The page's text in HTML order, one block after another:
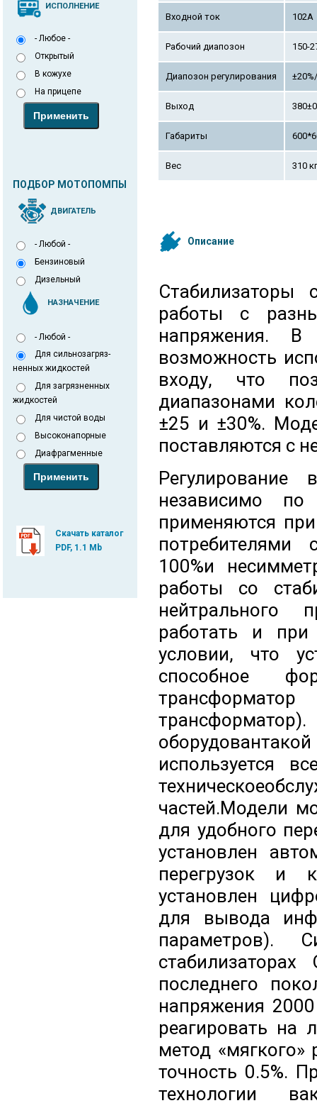
ИСПОЛНЕНИЕ
- Любое -
Открытый
В кожухе
На прицепе
ПОДБОР МОТОПОМПЫ
ДВИГАТЕЛЬ
- Любой -
Бензиновый
Дизельный
НАЗНАЧЕНИЕ
- Любой -
Для сильнозагряз-
ненных жидкостей
Для загрязненных
жидкостей
Для чистой воды
Высоконапорные
Диафрагменные
Скачать каталог
PDF, 1.1 Mb
Входной ток 102А
Рабочий диапозон 150-
Диапозон регулирования
Выход
Габариты
Вес 310 кг
Описание
Стабилизаторы
работы с
напряжения. В
возможность
входу, что
диапазонами
±25 и ±30%.
поставляются с
Регулирование
независимо
применяются
потребителями
100%и
работы со
нейтрального
работать и при
условии, что
способное
используется
частей.Модели
для удобного
установлен
перегрузок и
установлен
для вывода
параметров).
последнего
напряжения
реагировать на
метод «мягкого»
точность 0.5%.
технологии